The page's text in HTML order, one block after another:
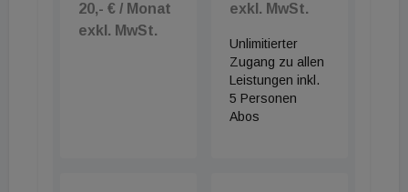
20,- € / Monat
exkl. MwSt.
exkl. MwSt.
Unlimitierter
Zugang zu allen
Leistungen inkl.
5 Personen
Abos